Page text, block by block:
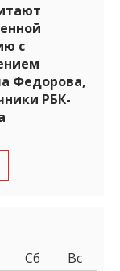
с
Федорова,
РБК-
Сб Вс